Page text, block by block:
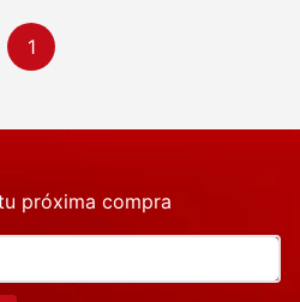
1
próxima compra